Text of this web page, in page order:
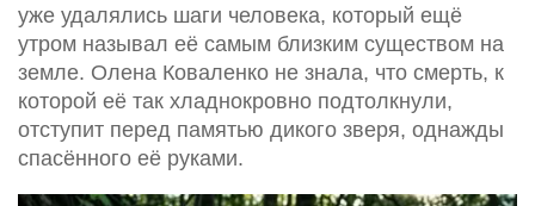
уже удалялись шаги человека, который ещё
утром называл её самым близким существом на
земле. Олена Коваленко не знала, что смерть, к
которой её так хладнокровно подтолкнули,
отступит перед памятью дикого зверя, однажды
спасённого её руками.